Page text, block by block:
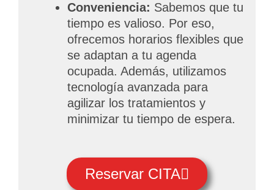
Conveniencia: Sabemos que tu
tiempo es valioso. Por eso,
ofrecemos horarios flexibles que
se adaptan a tu agenda
ocupada. Además, utilizamos
tecnología avanzada para
agilizar los tratamientos y
minimizar tu tiempo de espera.
Reservar CITA